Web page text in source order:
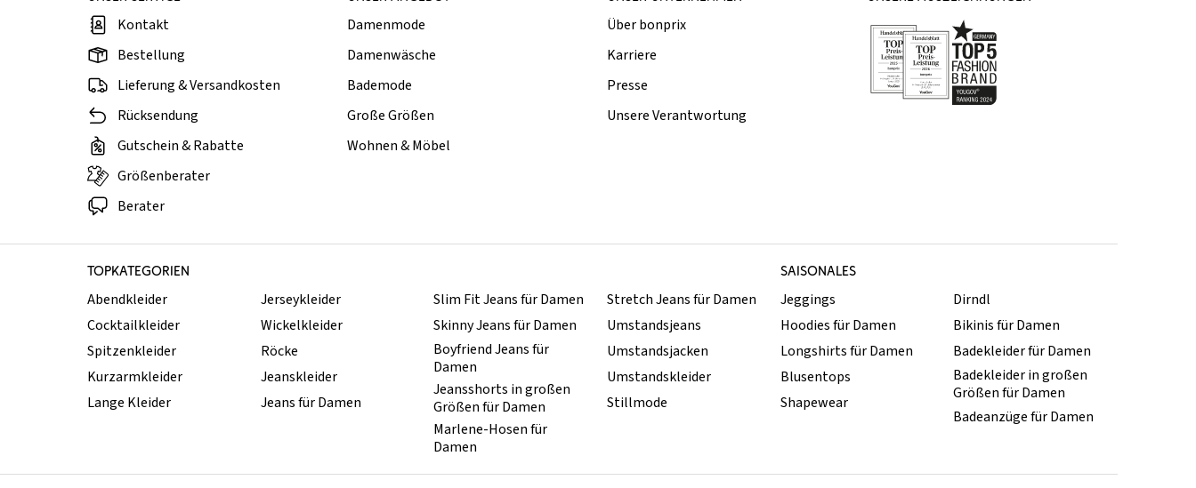
Kontakt
Bestellung
Lieferung & Versandkosten
Rücksendung
Gutschein & Rabatte
Größenberater
Berater
Damenmode
Damenwäsche
Bademode
Große Größen
Wohnen & Möbel
Über bonprix
Karriere
Presse
Unsere Verantwortung
TOPKATEGORIEN SAISONALES
Abendkleider
Cocktailkleider
Spitzenkleider
Kurzarmkleider
Lange Kleider
Jerseykleider
Wickelkleider
Röcke
Jeanskleider
Jeans für Damen
Slim Fit Jeans für Damen
Skinny Jeans für Damen
Boyfriend Jeans für
Damen
Jeansshorts in großen
Größen für Damen
Marlene-Hosen für
Damen
Stretch Jeans für Damen
Umstandsjeans
Umstandsjacken
Umstandskleider
Stillmode
Jeggings
Hoodies für Damen
Longshirts für Damen
Blusentops
Shapewear
Dirndl
Bikinis für Damen
Badekleider für Damen
Badekleider in großen
Größen für Damen
Badeanzüge für Damen